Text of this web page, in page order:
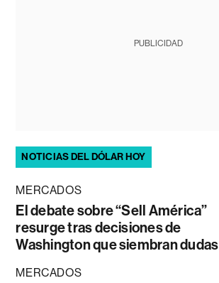
PUBLICIDAD
NOTICIAS DEL DÓLAR HOY
MERCADOS
El debate sobre “Sell América”
resurge tras decisiones de
Washington que siembran dudas
MERCADOS